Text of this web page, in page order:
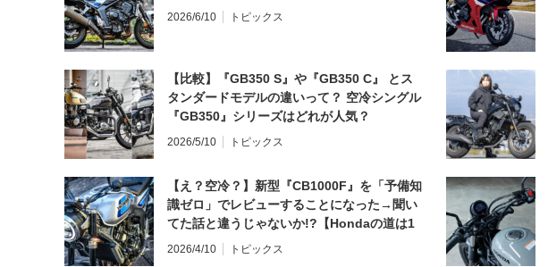
2026/6/10 トピックス
【比較】『GB350 S』や『GB350 C』 とス
タンダードモデルの違いって？ 空冷シングル
『GB350』シリーズはどれが人気？
2026/5/10 トピックス
【え？空冷？】新型『CB1000F』を「予備知
識ゼロ」でレビューすることになった→聞い
てた話と違うじゃないか!?【Hondaの道は1
日にしてならず／CB1000F ①第一印象 編】
2026/4/10 トピックス